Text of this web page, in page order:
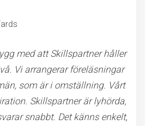
med att Skillspartner håller
Vi arrangerar föreläsningar
som är i omställning. Vårt
Skillspartner är lyhörda,
snabbt. Det känns enkelt,